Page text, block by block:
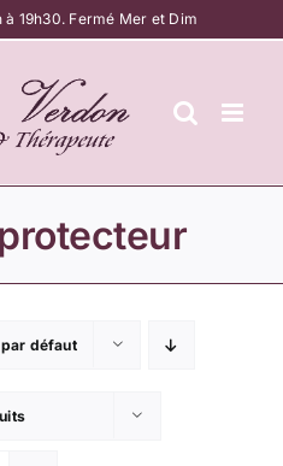
à 19h30. Fermé Mer et Dim
défaut